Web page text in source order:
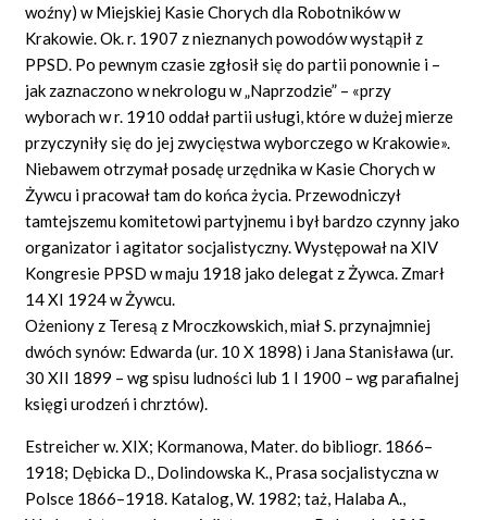
woźny) w Miejskiej Kasie Chorych dla Robotników w
Krakowie. Ok. r. 1907 z nieznanych powodów wystąpił z
PPSD. Po pewnym czasie zgłosił się do partii ponownie i –
jak zaznaczono w nekrologu w „Naprzodzie” – «przy
wyborach w r. 1910 oddał partii usługi, które w dużej mierze
przyczyniły się do jej zwycięstwa wyborczego w Krakowie».
Niebawem otrzymał posadę urzędnika w Kasie Chorych w
Żywcu i pracował tam do końca życia. Przewodniczył
tamtejszemu komitetowi partyjnemu i był bardzo czynny jako
organizator i agitator socjalistyczny. Występował na XIV
Kongresie PPSD w maju 1918 jako delegat z Żywca. Zmarł
14 XI 1924 w Żywcu.
Ożeniony z Teresą z Mroczkowskich, miał S. przynajmniej
dwóch synów: Edwarda (ur. 10 X 1898) i Jana Stanisława (ur.
30 XII 1899 – wg spisu ludności lub 1 I 1900 – wg parafialnej
księgi urodzeń i chrztów).
Estreicher w. XIX; Kormanowa, Mater. do bibliogr. 1866–
1918; Dębicka D., Dolindowska K., Prasa socjalistyczna w
Polsce 1866–1918. Katalog, W. 1982; taż, Halaba A.,